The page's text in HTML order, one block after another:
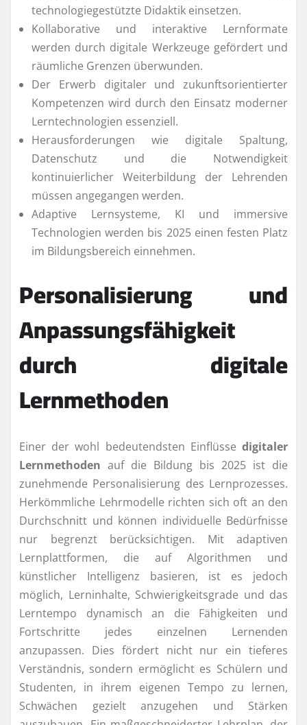
technologiegestützte Didaktik einsetzen.
Kollaborative und interaktive Lernformate
werden durch digitale Werkzeuge gefördert und
räumliche Grenzen überwunden.
Der Erwerb digitaler und zukunftsorientierter
Kompetenzen wird durch den Einsatz moderner
Lerntechnologien essenziell.
Herausforderungen wie digitale Spaltung,
Datenschutz und die Notwendigkeit
kontinuierlicher Weiterbildung der Lehrenden
müssen angegangen werden.
Adaptive Lernsysteme, KI und immersive
Technologien werden bis 2025 einen festen Platz
im Bildungsbereich einnehmen.
Personalisierung und
Anpassungsfähigkeit
durch digitale
Lernmethoden
Einer der wohl bedeutendsten Einflüsse digitaler
Lernmethoden auf die Bildung bis 2025 ist die
zunehmende Personalisierung des Lernprozesses.
Herkömmliche Lehrmodelle richten sich oft an den
Durchschnitt und können individuelle Bedürfnisse
nur begrenzt berücksichtigen. Mit adaptiven
Lernplattformen, die auf Algorithmen und
künstlicher Intelligenz basieren, ist es jedoch
möglich, Lerninhalte, Schwierigkeitsgrade und das
Lerntempo dynamisch an die Fähigkeiten und
Fortschritte jedes einzelnen Lernenden
anzupassen. Dies fördert nicht nur ein tieferes
Verständnis, sondern ermöglicht es Schülern und
Studenten, in ihrem eigenen Tempo zu lernen,
Schwächen gezielt anzugehen und Stärken